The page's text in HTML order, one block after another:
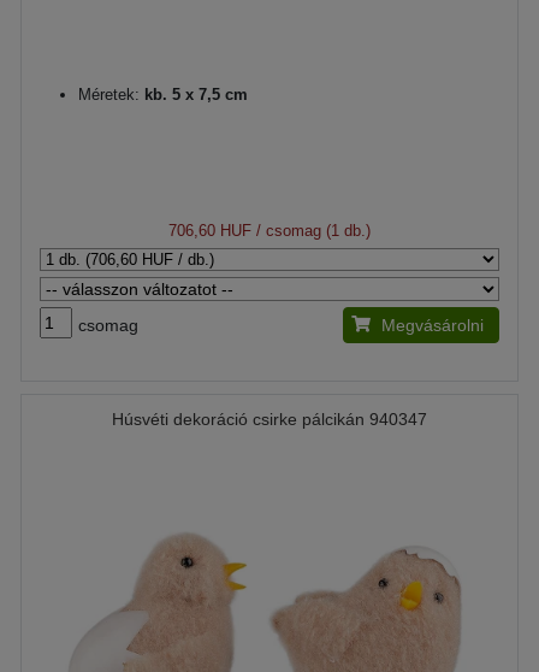
Méretek: kb. 5 x 7,5 cm
706,60 HUF / csomag (1 db.)
csomag Megvásárolni
Húsvéti dekoráció csirke pálcikán 940347